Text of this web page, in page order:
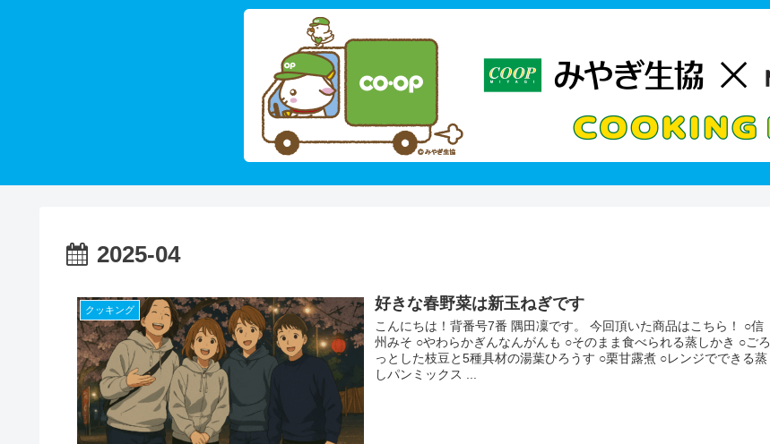
2025-04
クッキング 好きな春野菜は新玉ねぎです
こんにちは！背番号7番 隅田凜です。 今回頂いた商品はこちら！ ○信
州みそ ○やわらかぎんなんがんも ○そのまま食べられる蒸しかき ○ごろ
っとした枝豆と5種具材の湯葉ひろうす ○栗甘露煮 ○レンジでできる蒸
しパンミックス ...